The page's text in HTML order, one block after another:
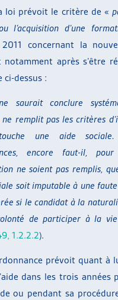
loi prévoit le critère de «
l’acquisition d’une
2011 concernant la
après s’être
ci-dessus :
saurait conclure
ne remplit pas les critères
une aide
encore faut-il,
ne soient pas remplis,
soit imputable à une
si le candidat à la
de participer à la
1.2.2.2).
prévoit quant à
dans les trois années
ou pendant sa